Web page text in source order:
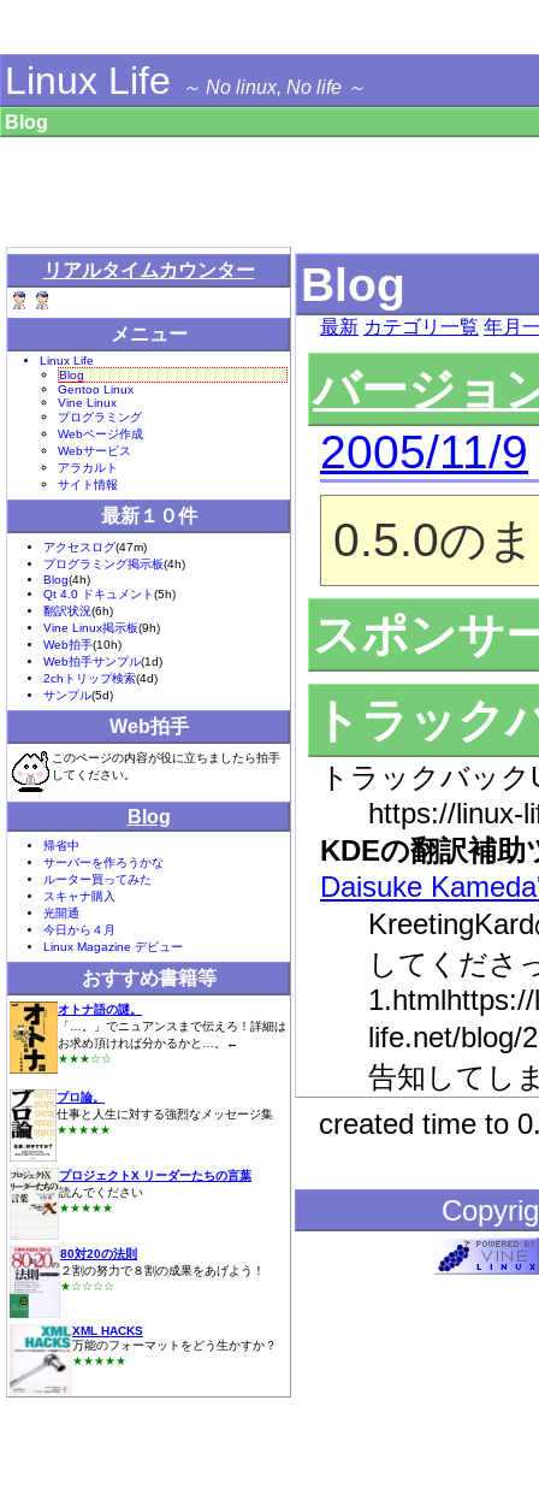
Blog
最新 カテゴリ一覧 年月
バージョ
2005/11/9
0.5.0の
スポンサ
トラック
トラックバック
https://linux-
KDEの翻訳補
Daisuke
してくださ
life.net/blog/
告知してし
created time to
Linux Life
～ No linux, No life ～
Blog
リアルタイムカウンター
メニュー
Linux Life
Blog
Gentoo Linux
Vine Linux
プログラミング
Webページ作成
Webサービス
アラカルト
サイト情報
最新１０件
アクセスログ(47m)
プログラミング掲示板(4h)
Blog(4h)
Qt 4.0 ドキュメント(5h)
翻訳状況(6h)
Vine Linux掲示板(9h)
Web拍手(10h)
Web拍手サンプル(1d)
2chトリップ検索(4d)
サンプル(5d)
Web拍手
このページの内容が役に立ちましたら拍手
してください。
Blog
帰省中
サーバーを作ろうかな
ルーター買ってみた
スキャナ購入
光開通
今日から４月
Linux Magazine デビュー
おすすめ書籍等
オトナ語の謎。
「…。」でニュアンスまで伝えろ！詳細は
お求め頂ければ分かるかと…。←
★★★☆☆
プロ論。
仕事と人生に対する強烈なメッセージ集
★★★★★
プロジェクトX リーダーたちの言葉
読んでください
★★★★★
80対20の法則
２割の努力で８割の成果をあげよう！
★☆☆☆☆
XML HACKS
万能のフォーマットをどう生かすか？
★★★★★